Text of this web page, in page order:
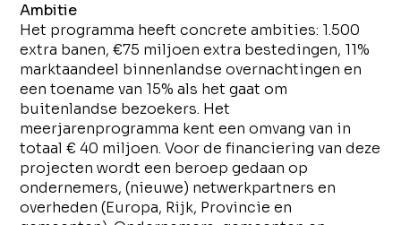
Ambitie
Het programma heeft concrete ambities: 1.500
extra banen, €75 miljoen extra bestedingen, 11%
marktaandeel binnenlandse overnachtingen en
een toename van 15% als het gaat om
buitenlandse bezoekers. Het
meerjarenprogramma kent een omvang van in
totaal € 40 miljoen. Voor de financiering van deze
projecten wordt een beroep gedaan op
ondernemers, (nieuwe) netwerkpartners en
overheden (Europa, Rijk, Provincie en